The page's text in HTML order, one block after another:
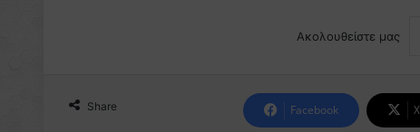
Ακολουθείστε μας
Share Facebook X